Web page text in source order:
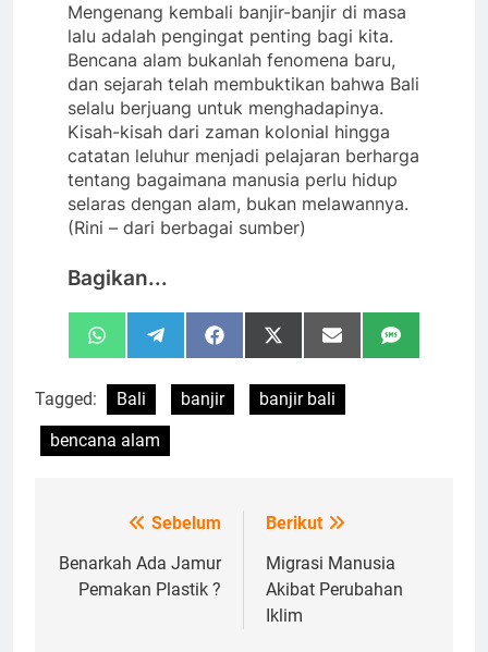
​Mengenang kembali banjir-banjir di masa
lalu adalah pengingat penting bagi kita.
Bencana alam bukanlah fenomena baru,
dan sejarah telah membuktikan bahwa Bali
selalu berjuang untuk menghadapinya.
Kisah-kisah dari zaman kolonial hingga
catatan leluhur menjadi pelajaran berharga
tentang bagaimana manusia perlu hidup
selaras dengan alam, bukan melawannya.
(Rini – dari berbagai sumber)
Bagikan...
Share
on
WhatsAppShare
on
TelegramShare
on
FacebookShare
on
X
(Twitter)
Share
on
Email Share
on
SMS
Tagged: Bali banjir
banjir bali
bencana alam
Navigasi
pos
Sebelum
Benarkah Ada Jamur
Pemakan Plastik ?
Berikut
Migrasi Manusia
Akibat Perubahan
Iklim